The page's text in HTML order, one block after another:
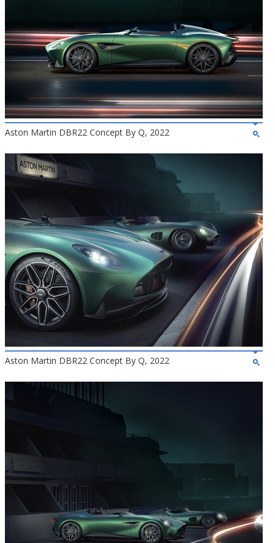
Aston Martin DBR22 Concept By Q, 2022
Aston Martin DBR22 Concept By Q, 2022